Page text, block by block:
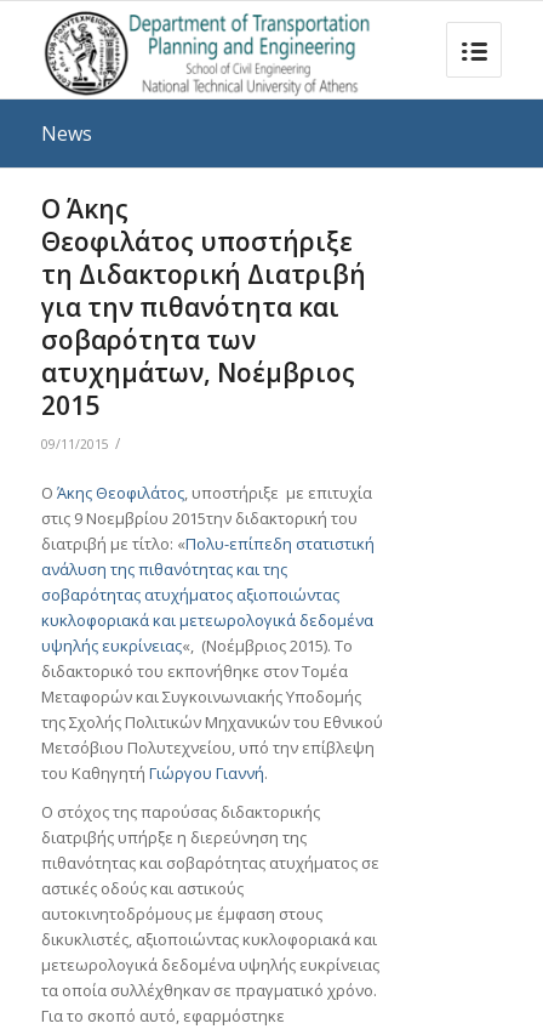
News
Ο Άκης
Θεοφιλάτος υποστήριξε
τη Διδακτορική Διατριβή
για την πιθανότητα και
σοβαρότητα των
ατυχημάτων, Νοέμβριος
2015
09/11/2015 /
Ο Άκης Θεοφιλάτος, υποστήριξε με επιτυχία
στις 9 Νοεμβρίου 2015την διδακτορική του
διατριβή με τίτλο: «Πολυ-επίπεδη στατιστική
ανάλυση της πιθανότητας και της
σοβαρότητας ατυχήματος αξιοποιώντας
κυκλοφοριακά και μετεωρολογικά δεδομένα
υψηλής ευκρίνειας«, (Noέμβριος 2015). Το
διδακτορικό του εκπονήθηκε στον Τομέα
Μεταφορών και Συγκοινωνιακής Υποδομής
της Σχολής Πολιτικών Μηχανικών του Εθνικού
Μετσόβιου Πολυτεχνείου, υπό την επίβλεψη
του Καθηγητή Γιώργου Γιαννή.
Ο στόχος της παρούσας διδακτορικής
διατριβής υπήρξε η διερεύνηση της
πιθανότητας και σοβαρότητας ατυχήματος σε
αστικές οδούς και αστικούς
αυτοκινητοδρόμους με έμφαση στους
δικυκλιστές, αξιοποιώντας κυκλοφοριακά και
μετεωρολογικά δεδομένα υψηλής ευκρίνειας
τα οποία συλλέχθηκαν σε πραγματικό χρόνο.
Για το σκοπό αυτό, εφαρμόστηκε